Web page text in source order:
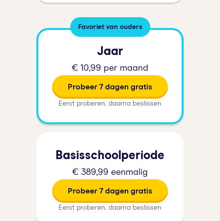
Favoriet van ouders
Jaar
€ 10,99 per maand
Probeer 7 dagen gratis
Eerst proberen, daarna beslissen
Basisschoolperiode
€ 389,99 eenmalig
Probeer 7 dagen gratis
Eerst proberen, daarna beslissen